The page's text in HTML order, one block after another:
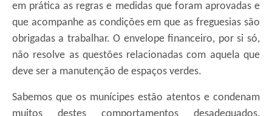
em prática as regras e medidas que foram aprovadas e
que acompanhe as condições em que as freguesias são
obrigadas a trabalhar. O envelope financeiro, por si só,
não resolve as questões relacionadas com aquela que
deve ser a manutenção de espaços verdes.
Sabemos que os munícipes estão atentos e condenam